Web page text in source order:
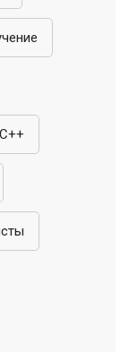
C++